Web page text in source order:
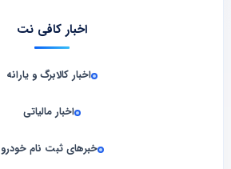
اخبار کافی نت
اخبار کالابرگ و یارانه
اخبار مالیاتی
خبرهای ثبت نام خودرو